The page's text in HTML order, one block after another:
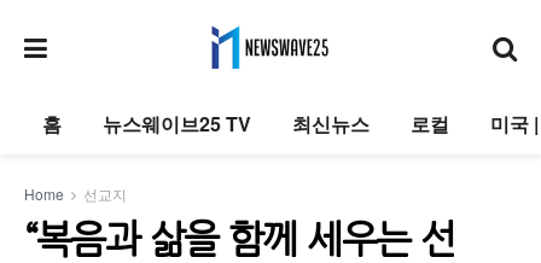
홈 뉴스웨이브25 TV 최신뉴스 로컬 미국
Home 선교지
“복음과 삶을 함께 세우는 선